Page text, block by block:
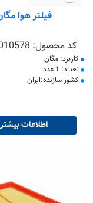
فیلتر هوا
کد محصول:
کاربرد: مگان
تعداد: 1 عدد
کشور سازنده:ایران
اطلاعات بیشتر